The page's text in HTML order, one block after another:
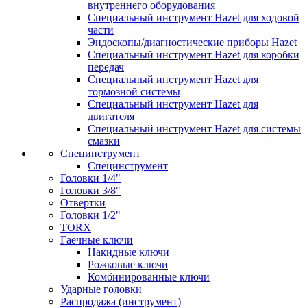
внутреннего оборудования
Специальный инструмент Hazet для ходовой
части
Эндоскопы/диагностические приборы Hazet
Специальный инструмент Hazet для коробки
передач
Специальный инструмент Hazet для
тормозной системы
Специальный инструмент Hazet для
двигателя
Специальный инструмент Hazet для системы
смазки
Специнструмент
Специнструмент
Головки 1/4"
Головки 3/8"
Отвертки
Головки 1/2"
TORX
Гаечные ключи
Накидные ключи
Рожковые ключи
Комбинированные ключи
Ударные головки
Распродажа (инструмент)